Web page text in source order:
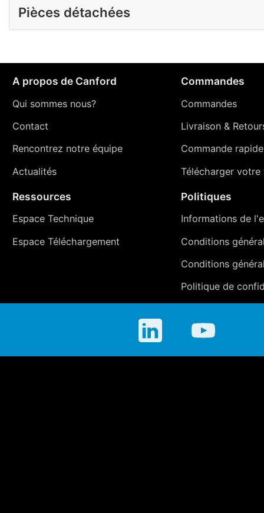
Pièces détachées
A propos de Canford
Qui sommes nous?
Contact
Rencontrez notre équipe
Actualités
Commandes
Commandes
Livraison&
Commande rapide
Télécharger votre
Ressources
Espace Technique
Espace Téléchargement
Politiques
Informations de
Conditions
Conditions
Politique de